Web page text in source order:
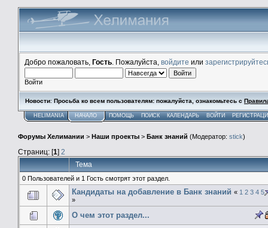
Добро пожаловать, Гость . Пожалуйста, войдите или
Войти
Новости: Просьба ко всем пользователям: пожалуйста, ознакомьтесь с
HELIMANIA НАЧАЛО ПОМОЩЬ ПОИСК КАЛЕНДАРЬ ВОЙТИ
Форумы Хелимании > Наши проекты > Банк знаний (Модератор: stick)
Страниц: [1] 2
Тема
0 Пользователей и 1 Гость смотрят этот раздел.
Кандидаты на добавление в Банк знаний « 1 2 3 4 5
»
О чем этот раздел...